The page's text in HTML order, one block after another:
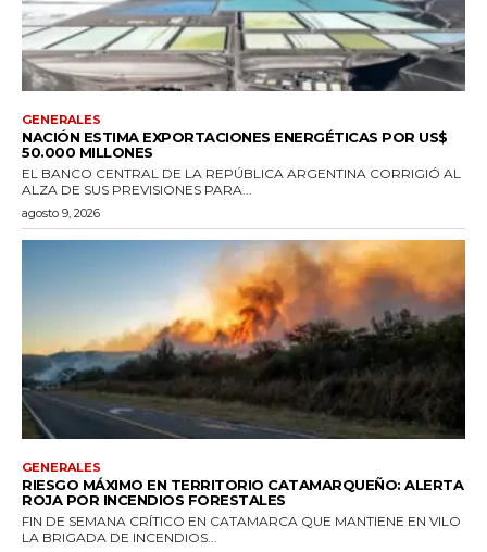
GENERALES
NACIÓN ESTIMA EXPORTACIONES ENERGÉTICAS POR US$
50.000 MILLONES
EL BANCO CENTRAL DE LA REPÚBLICA ARGENTINA CORRIGIÓ AL
ALZA DE SUS PREVISIONES PARA...
agosto 9, 2026
GENERALES
RIESGO MÁXIMO EN TERRITORIO CATAMARQUEÑO: ALERTA
ROJA POR INCENDIOS FORESTALES
FIN DE SEMANA CRÍTICO EN CATAMARCA QUE MANTIENE EN VILO
LA BRIGADA DE INCENDIOS...